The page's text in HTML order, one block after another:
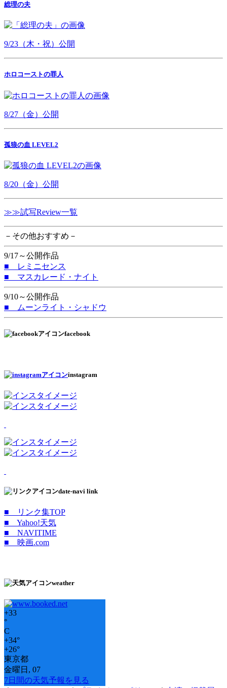
総理の夫
9/23（木・祝）公開
ホロコーストの罪人
8/27（金）公開
孤狼の血 LEVEL2
8/20（金）公開
≫≫試写Review一覧
－その他おすすめ－
9/17～公開作品
■ レミニセンス
■ マスカレード・ナイト
9/10～公開作品
■ ムーンライト・シャドウ
facebook
instagram
date-navi link
■ リンク集TOP
■ Yahoo!天気
■ NAVITIME
■ 映画.com
weather
+33
°
C
+34°
+26°
東京都
金曜日, 07
7日間の天気予報を見る